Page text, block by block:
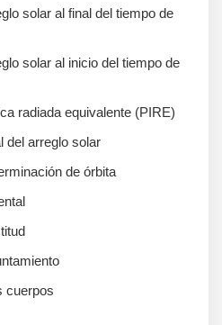
solar al final del tiempo de
solar al inicio del tiempo de
radiada equivalente (PIRE)
del arreglo solar
de órbita
cuerpos